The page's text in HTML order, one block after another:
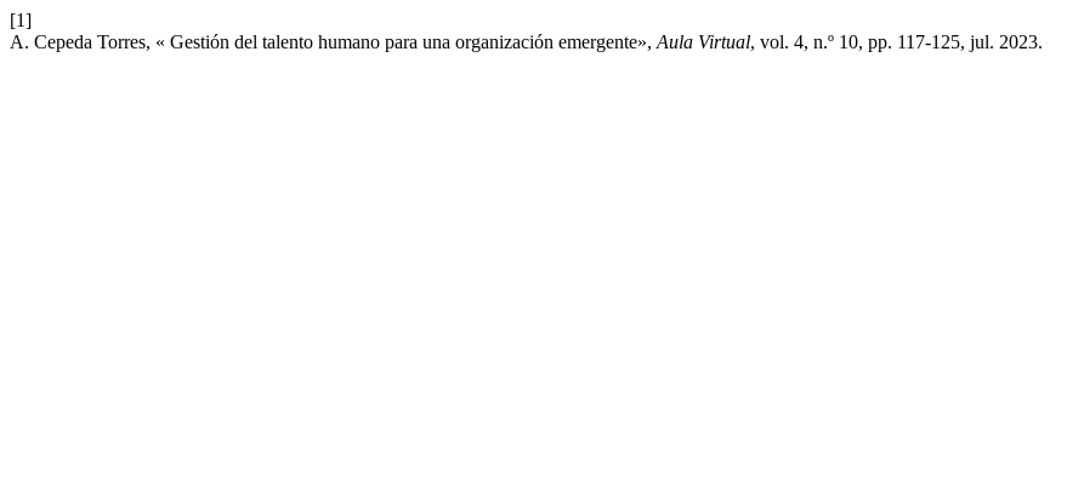
[1]
A. Cepeda Torres, « Gestión del talento humano para una organización emergente», Aula Virtual, vol. 4, n.º 10, pp. 117-125, jul. 2023.